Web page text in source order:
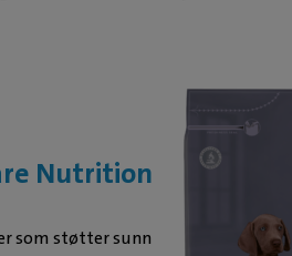
Nutrition
som støtter sunn